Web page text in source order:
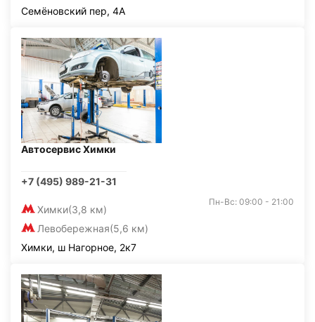
Семёновский пер, 4А
Автосервис Химки
+7 (495) 989-21-31
Химки(3,8 км)
Левобережная(5,6 км)
Пн-Вс: 09:00 - 21:00
Химки, ш Нагорное, 2к7